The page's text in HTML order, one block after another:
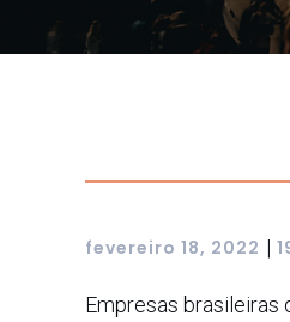
fevereiro 18, 2022 |
Empresas brasileiras